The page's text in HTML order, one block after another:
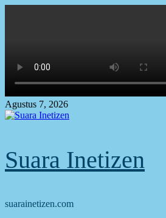
Agustus 7, 2026
Suara Inetizen
suarainetizen.com